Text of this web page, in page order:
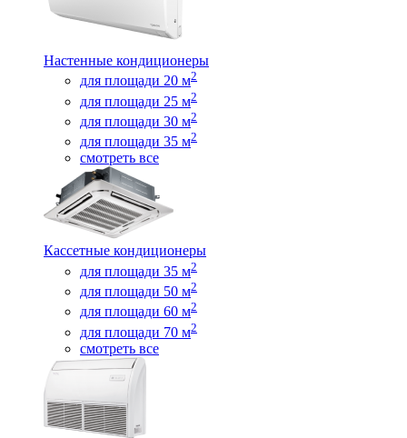
Настенные кондиционеры
для площади 20 м2
для площади 25 м2
для площади 30 м2
для площади 35 м2
смотреть все
Кассетные кондиционеры
для площади 35 м2
для площади 50 м2
для площади 60 м2
для площади 70 м2
смотреть все